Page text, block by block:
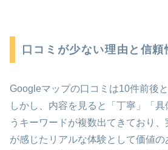
口コミが少ない理由と信頼
Googleマップの口コミは10件前後
しかし、内容を見ると「丁寧」「
うキーワードが複数出てきており
が感じたリアルな体験として価値の